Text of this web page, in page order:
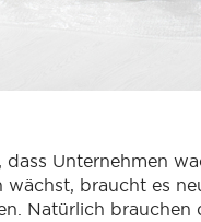
dass Unternehmen
wächst, braucht es
Natürlich brauchen